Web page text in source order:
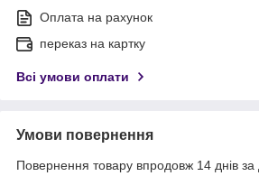
Оплата на рахунок
переказ на картку
Всі умови оплати
Умови повернення
Повернення товару впродовж 14 днів за